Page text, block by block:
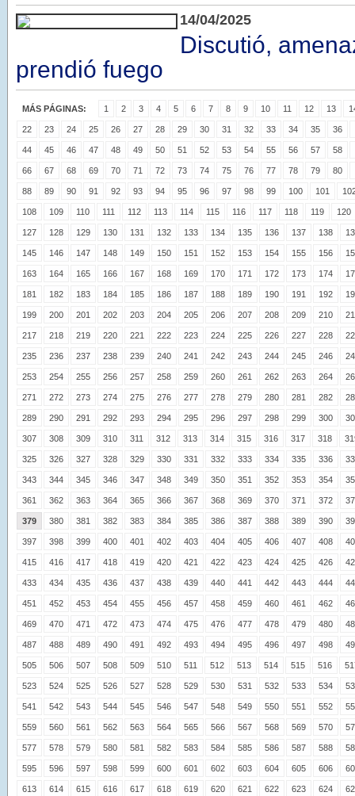
14/04/2025
Discutió,
prendió fuego
MÁS PÁGINAS: 1 2 3 4 5 6 7 8 9 10 11 12 13
22 23 24 25 26 27 28 29 30 31 32 33 34 35 36
44 45 46 47 48 49 50 51 52 53 54 55 56 57 58
66 67 68 69 70 71 72 73 74 75 76 77 78 79 80
88 89 90 91 92 93 94 95 96 97 98 99 100 101
108 109 110 111 112 113 114 115 116 117 118 119 120
127 128 129 130 131 132 133 134 135 136 137 138
145 146 147 148 149 150 151 152 153 154 155 156
163 164 165 166 167 168 169 170 171 172 173 174
181 182 183 184 185 186 187 188 189 190 191 192
199 200 201 202 203 204 205 206 207 208 209 210
217 218 219 220 221 222 223 224 225 226 227 228
235 236 237 238 239 240 241 242 243 244 245 246
253 254 255 256 257 258 259 260 261 262 263 264
271 272 273 274 275 276 277 278 279 280 281 282
289 290 291 292 293 294 295 296 297 298 299 300
307 308 309 310 311 312 313 314 315 316 317 318
325 326 327 328 329 330 331 332 333 334 335 336
343 344 345 346 347 348 349 350 351 352 353 354
361 362 363 364 365 366 367 368 369 370 371 372
379 380 381 382 383 384 385 386 387 388 389 390
397 398 399 400 401 402 403 404 405 406 407 408
415 416 417 418 419 420 421 422 423 424 425 426
433 434 435 436 437 438 439 440 441 442 443 444
451 452 453 454 455 456 457 458 459 460 461 462
469 470 471 472 473 474 475 476 477 478 479 480
487 488 489 490 491 492 493 494 495 496 497 498
505 506 507 508 509 510 511 512 513 514 515 516
523 524 525 526 527 528 529 530 531 532 533 534
541 542 543 544 545 546 547 548 549 550 551 552
559 560 561 562 563 564 565 566 567 568 569 570
577 578 579 580 581 582 583 584 585 586 587 588
595 596 597 598 599 600 601 602 603 604 605 606
613 614 615 616 617 618 619 620 621 622 623 624